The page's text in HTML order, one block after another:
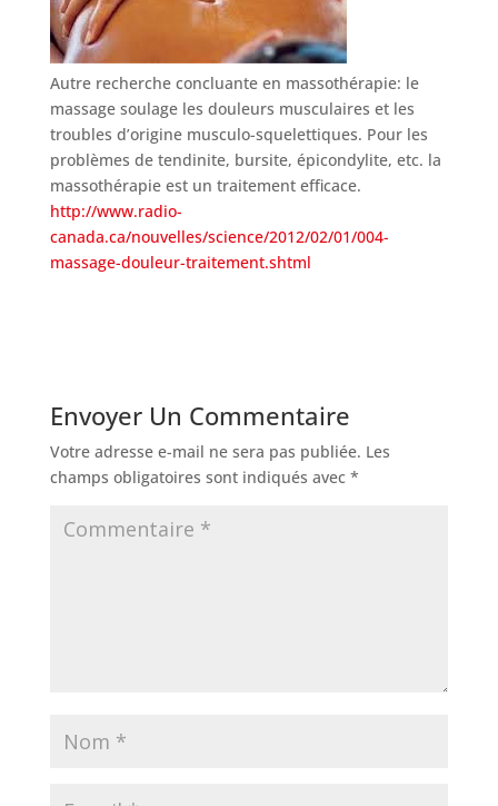
Autre recherche concluante en massothérapie: le
massage soulage les douleurs musculaires et les
troubles d’origine musculo-squelettiques. Pour les
problèmes de tendinite, bursite, épicondylite, etc. la
massothérapie est un traitement efficace.
http://www.radio-
canada.ca/nouvelles/science/2012/02/01/004-
massage-douleur-traitement.shtml
Envoyer Un Commentaire
Votre adresse e-mail ne sera pas publiée. Les
champs obligatoires sont indiqués avec *